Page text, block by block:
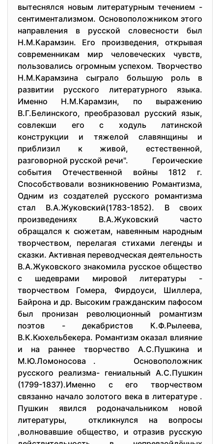
вытеснялся новым литературным течением -
сентиментализмом. Основоположником этого
направления в русской словесности был
Н.М.Карамзин. Его произведения, открывая
современникам мир человеческих чувств,
пользовались огромным успехом. Творчество
Н.М.Карамзина сыграло большую роль в
развитии русского литературного языка.
Именно Н.М.Карамзин, по выражению
В.Г.Белинского, преобразовал русский язык,
совлекши его с ходуль латинской
конструкции и тяжелой славянщины и
приблизил к живой, естественной,
разговорной русской речи". Героические
события Отечественной войны 1812 г.
Способствовали возникновению Романтизма,
Одним из создателей русского романтизма
стал В.А.Жуковский(1783-1852). В своих
произведениях В.А.Жуковский часто
обращался к сюжетам, навеянным народным
творчеством, перелагая стихами легенды и
сказки. Активная переводческая деятельность
В.А.Жуковского знакомила русское общество
с шедеврами мировой литературы -
творчеством Гомера, Фирдоуси, Шиллера,
Байрона и др. Высоким гражданским пафосом
был пронизан революционный романтизм
поэтов - декабристов К.Ф.Рылеева,
В.К.Кюхельбекера. Романтизм оказал влияние
и на раннее творчество А.С.Пушкина и
М.Ю.Ломоносова . Основоположник
русского реализма- гениальный А.С.Пушкин
(1799-1837).Именно с его творчеством
связанно начало золотого века в литературе .
Пушкин явился родоначальником новой
литературы, откликнулся на вопросы
,волновавшие общество, и отразив русскую